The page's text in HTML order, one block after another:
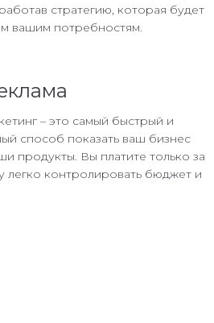
стратегию, которая будет
вашим потребностям.
– это самый быстрый и
способ показать ваш бизнес
продукты. Вы платите только за
легко контролировать бюджет и